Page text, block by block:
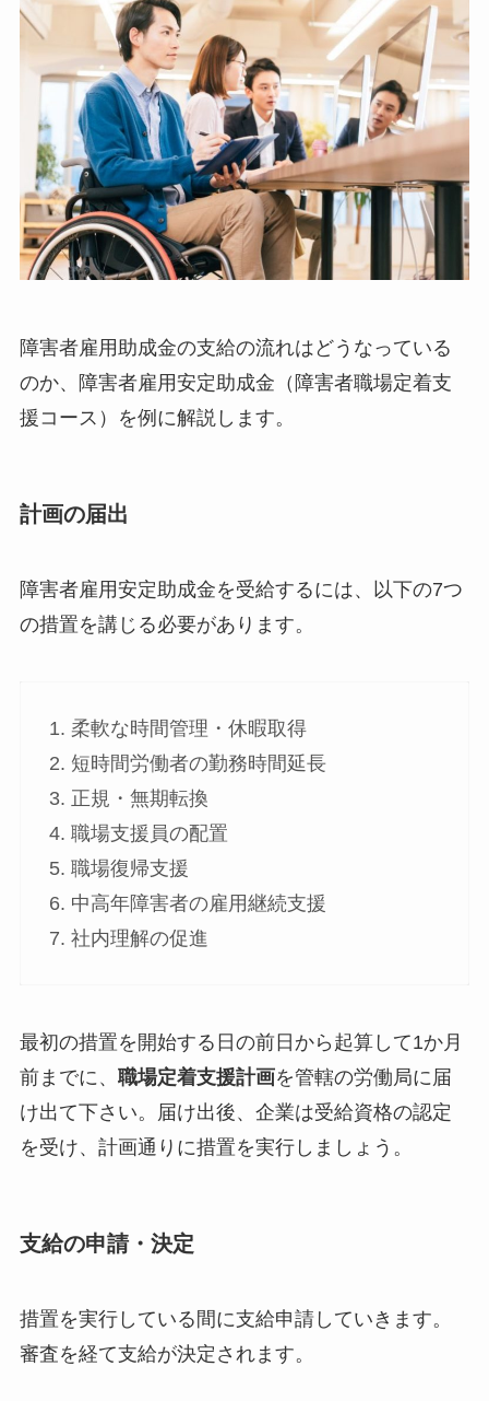
障害者雇用助成金の支給の流れはどうなっている
のか、障害者雇用安定助成金（障害者職場定着支
援コース）を例に解説します。
計画の届出
障害者雇用安定助成金を受給するには、以下の7つ
の措置を講じる必要があります。
1. 柔軟な時間管理・休暇取得
2. 短時間労働者の勤務時間延長
3. 正規・無期転換
4. 職場支援員の配置
5. 職場復帰支援
6. 中高年障害者の雇用継続支援
7. 社内理解の促進
最初の措置を開始する日の前日から起算して1か月
前までに、 職場定着支援計画を管轄の労働局に届
け出て下さい。届け出後、企業は受給資格の認定
を受け、計画通りに措置を実行しましょう。
支給の申請・決定
措置を実行している間に支給申請していきます。
審査を経て支給が決定されます。